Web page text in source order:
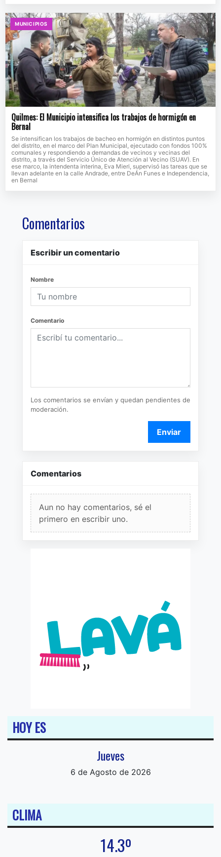
MUNICIPIOS
Quilmes: El Municipio intensifica los trabajos de hormigón en
Bernal
Se intensifican los trabajos de bacheo en hormigón en distintos puntos
del distrito, en el marco del Plan Municipal, ejecutado con fondos 100%
comunales y respondiendo a demandas de vecinos y vecinas del
distrito, a través del Servicio Único de Atención al Vecino (SUAV). En
ese marco, la intendenta interina, Eva Mieri, supervisó las tareas que se
llevan adelante en la calle Andrade, entre DeÁn Funes e Independencia,
en Bernal
Comentarios
Escribir un comentario
Nombre
Comentario
Los comentarios se envían y quedan pendientes de
moderación.
Enviar
Comentarios
Aun no hay comentarios, sé el
primero en escribir uno.
HOY ES
Jueves
6 de Agosto de 2026
CLIMA
14.3º